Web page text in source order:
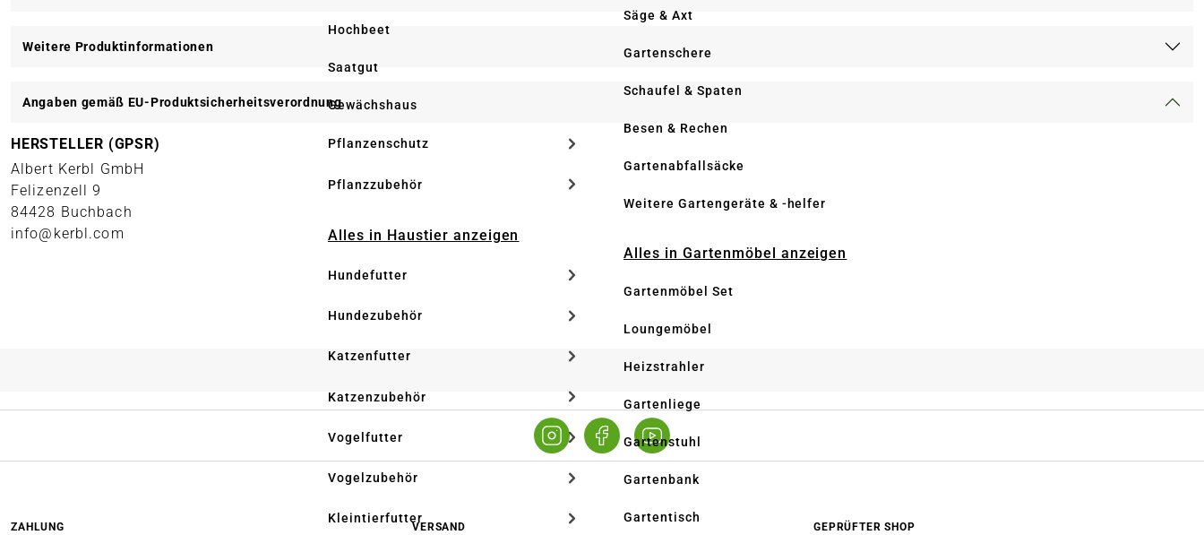
Hochbeet
Saatgut
Gewächshaus
Pflanzenschutz
Pflanzzubehör
Alles in Haustier anzeigen
Hundefutter
Hundezubehör
Katzenfutter
Katzenzubehör
Vogelfutter
Vogelzubehör
Kleintierfutter
Säge & Axt
Gartenschere
Schaufel & Spaten
Besen & Rechen
Gartenabfallsäcke
Weitere Gartengeräte & -helfer
Alles in Gartenmöbel anzeigen
Gartenmöbel Set
Loungemöbel
Heizstrahler
Gartenliege
Gartenstuhl
Gartenbank
Gartentisch
Weitere Produktinformationen
Angaben gemäß EU-Produktsicherheitsverordnung
HERSTELLER (GPSR)
Albert Kerbl GmbH
Felizenzell 9
84428 Buchbach
info@kerbl.com
ZAHLUNG VERSAND GEPRÜFTER SHOP